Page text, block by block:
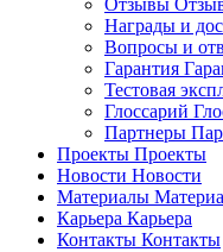
Отзывы
Награды и
Вопросы и
Гарантия
Тестовая
Глоссарий
Партнеры
Проекты Проекты
Новости Новости
Материалы
Карьера Карьера
Контакты Контакты